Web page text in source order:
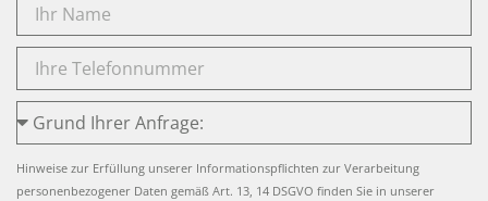
Hinweise zur Erfüllung unserer Informationspflichten zur Verarbeitung
personenbezogener Daten gemäß Art. 13, 14 DSGVO finden Sie in unserer